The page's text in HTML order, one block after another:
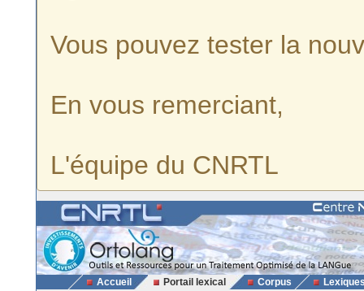
Vous pouvez tester la
En vous remerciant,
L'équipe du CNRTL
Accueil Portail lexical Corpus